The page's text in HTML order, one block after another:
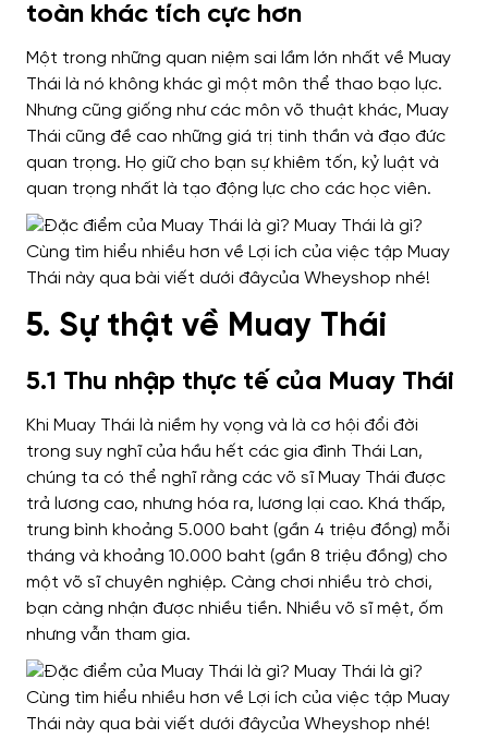
toàn khác tích cực hơn
Một trong những quan niệm sai lầm lớn nhất về Muay
Thái là nó không khác gì một môn thể thao bạo lực.
Nhưng cũng giống như các môn võ thuật khác, Muay
Thái cũng đề cao những giá trị tinh thần và đạo đức
quan trọng. Họ giữ cho bạn sự khiêm tốn, kỷ luật và
quan trọng nhất là tạo động lực cho các học viên.
5. Sự thật về Muay Thái
5.1 Thu nhập thực tế của Muay Thái
Khi Muay Thái là niềm hy vọng và là cơ hội đổi đời
trong suy nghĩ của hầu hết các gia đình Thái Lan,
chúng ta có thể nghĩ rằng các võ sĩ Muay Thái được
trả lương cao, nhưng hóa ra, lương lại cao. Khá thấp,
trung bình khoảng 5.000 baht (gần 4 triệu đồng) mỗi
tháng và khoảng 10.000 baht (gần 8 triệu đồng) cho
một võ sĩ chuyên nghiệp. Càng chơi nhiều trò chơi,
bạn càng nhận được nhiều tiền. Nhiều võ sĩ mệt, ốm
nhưng vẫn tham gia.